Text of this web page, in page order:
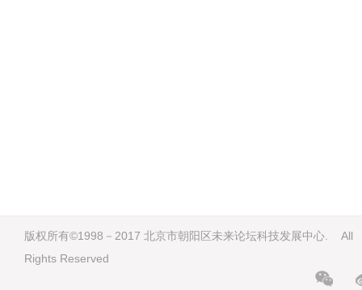
版权所有©1998－2017 北京市朝阳区未来论坛科技发展中心. All
Rights Reserved